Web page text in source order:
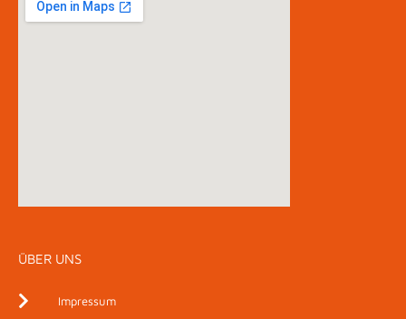
ÜBER UNS
Impressum